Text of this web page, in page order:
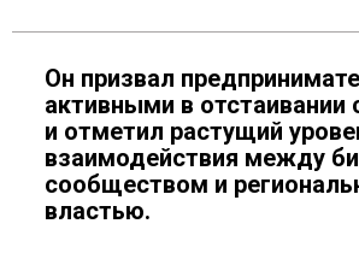
Он призвал
активными в отстаивании
и отметил растущий
взаимодействия между
сообществом и
властью.